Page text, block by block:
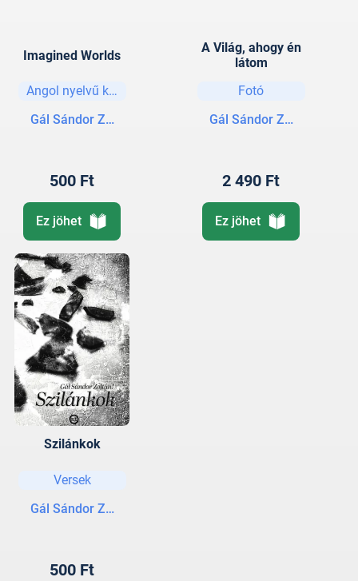
Imagined Worlds
Angol nyelvű könyvek
Gál Sándor Zoltán
500 Ft
Ez jöhet
A Világ, ahogy én
látom
Fotó
Gál Sándor Zoltán
2 490 Ft
Ez jöhet
Szilánkok
Versek
Gál Sándor Zoltán
500 Ft